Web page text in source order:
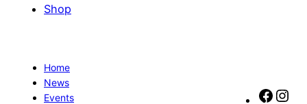
Shop
Home
News
Events